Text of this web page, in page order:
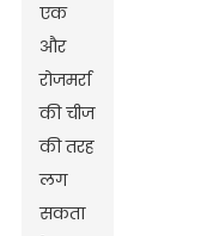
एक
और
रोजमर्रा
की चीज
की तरह
लग
सकता